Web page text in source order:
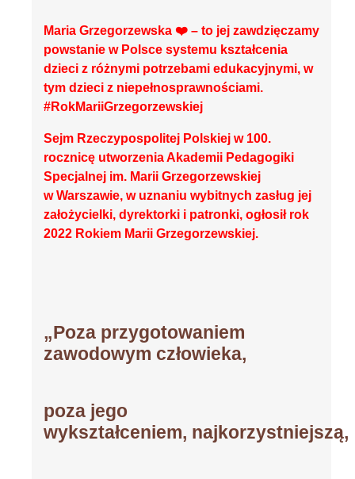
Maria Grzegorzewska ❤️ – to jej zawdzięczamy
powstanie w Polsce systemu kształcenia
dzieci z różnymi potrzebami edukacyjnymi, w
tym dzieci z niepełnosprawnościami.
#RokMariiGrzegorzewskiej
Sejm Rzeczypospolitej Polskiej w 100.
rocznicę utworzenia Akademii Pedagogiki
Specjalnej im. Marii Grzegorzewskiej
w Warszawie, w uznaniu wybitnych zasług jej
założycielki, dyrektorki i patronki, ogłosił rok
2022 Rokiem Marii Grzegorzewskiej.
„Poza przygotowaniem
zawodowym człowieka,
poza jego
wykształceniem, najkorzystniejszą,